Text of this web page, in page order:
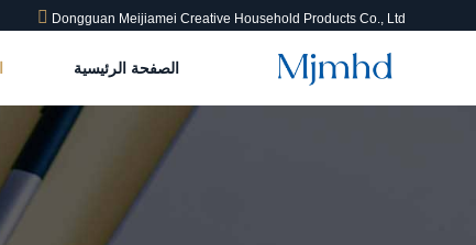
Dongguan Meijiamei Creative Household Products Co., Ltd
الصفحة الرئيسية